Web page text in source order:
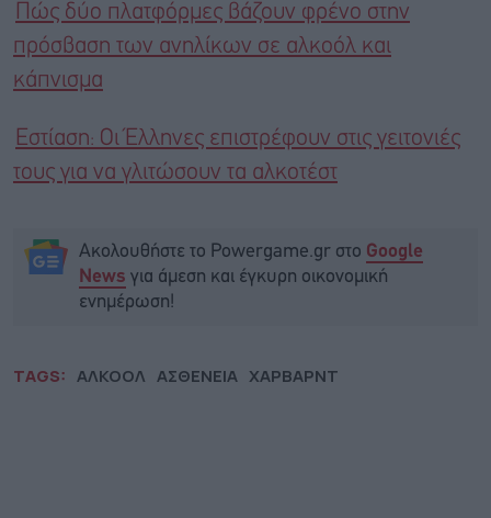
Πώς δύο πλατφόρμες βάζουν φρένο στην
πρόσβαση των ανηλίκων σε αλκοόλ και
κάπνισμα
Εστίαση: Οι Έλληνες επιστρέφουν στις γειτονιές
τους για να γλιτώσουν τα αλκοτέστ
Ακολουθήστε το Powergame.gr στο Google
News για άμεση και έγκυρη οικονομική
ενημέρωση!
TAGS: ΑΛΚΟΟΛ ΑΣΘΕΝΕΙΑ ΧΑΡΒΑΡΝΤ